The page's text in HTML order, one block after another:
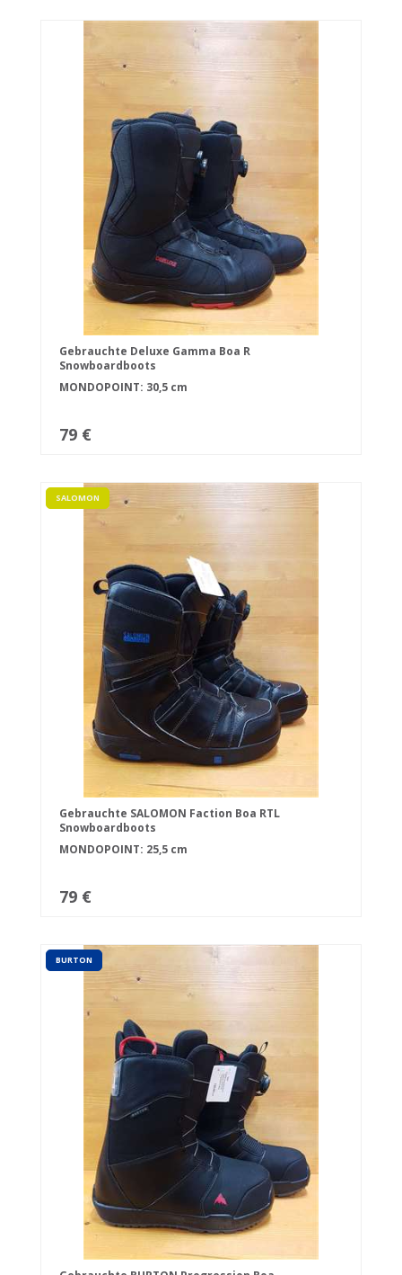
Gebrauchte Deluxe Gamma Boa R
Snowboardboots
MONDOPOINT: 30,5 cm
79 €
SALOMON
Gebrauchte SALOMON Faction Boa RTL
Snowboardboots
MONDOPOINT: 25,5 cm
79 €
BURTON